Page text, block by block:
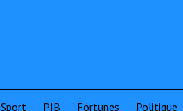
Sport PIB Fortunes Politique